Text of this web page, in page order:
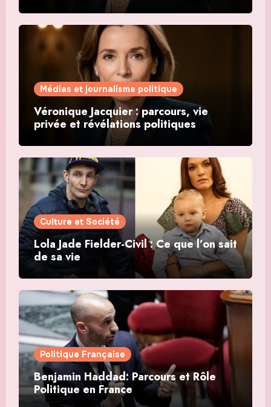
Médias et journalisme politique
Véronique Jacquier : parcours, vie
privée et révélations politiques
Culture et Société
Lola Jade Fielder-Civil : Ce que l’on sait
de sa vie
Politique Française
Benjamin Haddad: Parcours et Rôle
Politique en France